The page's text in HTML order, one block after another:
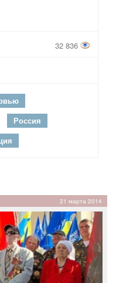
32 836
Россия
21 марта 2014